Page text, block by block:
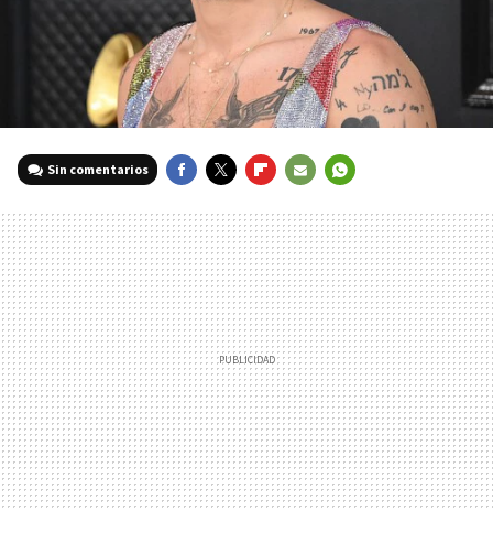
Sin comentarios
MAIL